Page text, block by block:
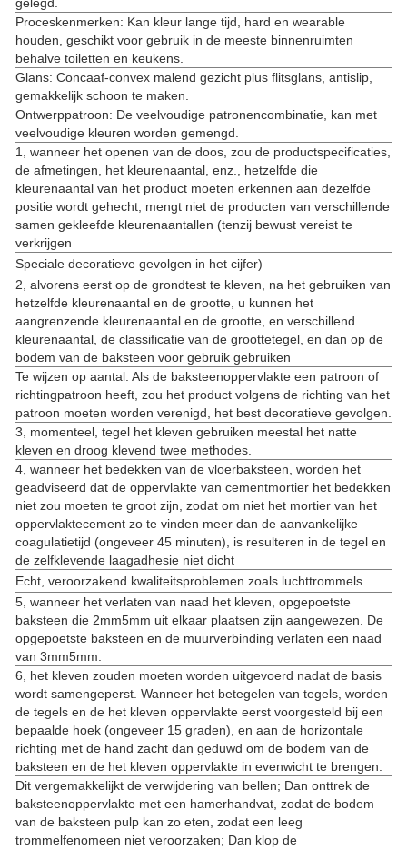
Proceskenmerken: Kan kleur lange tijd, hard en wearable
houden, geschikt voor gebruik in de meeste binnenruimten
behalve toiletten en keukens.
Glans: Concaaf-convex malend gezicht plus flitsglans, antislip,
gemakkelijk schoon te maken.
Ontwerppatroon: De veelvoudige patronencombinatie, kan met
veelvoudige kleuren worden gemengd.
1, wanneer het openen van de doos, zou de productspecificaties,
de afmetingen, het kleurenaantal, enz., hetzelfde die
kleurenaantal van het product moeten erkennen aan dezelfde
positie wordt gehecht, mengt niet de producten van verschillende
samen gekleefde kleurenaantallen (tenzij bewust vereist te
verkrijgen
Speciale decoratieve gevolgen in het cijfer)
2, alvorens eerst op de grondtest te kleven, na het gebruiken van
hetzelfde kleurenaantal en de grootte, u kunnen het
aangrenzende kleurenaantal en de grootte, en verschillend
kleurenaantal, de classificatie van de groottetegel, en dan op de
bodem van de baksteen voor gebruik gebruiken
Te wijzen op aantal. Als de baksteenoppervlakte een patroon of
richtingpatroon heeft, zou het product volgens de richting van het
patroon moeten worden verenigd, het best decoratieve gevolgen.
3, momenteel, tegel het kleven gebruiken meestal het natte
kleven en droog klevend twee methodes.
4, wanneer het bedekken van de vloerbaksteen, worden het
geadviseerd dat de oppervlakte van cementmortier het bedekken
niet zou moeten te groot zijn, zodat om niet het mortier van het
oppervlaktecement zo te vinden meer dan de aanvankelijke
coagulatietijd (ongeveer 45 minuten), is resulteren in de tegel en
de zelfklevende laagadhesie niet dicht
Echt, veroorzakend kwaliteitsproblemen zoals luchttrommels.
5, wanneer het verlaten van naad het kleven, opgepoetste
baksteen die 2mm5mm uit elkaar plaatsen zijn aangewezen. De
opgepoetste baksteen en de muurverbinding verlaten een naad
van 3mm5mm.
6, het kleven zouden moeten worden uitgevoerd nadat de basis
wordt samengeperst. Wanneer het betegelen van tegels, worden
de tegels en de het kleven oppervlakte eerst voorgesteld bij een
bepaalde hoek (ongeveer 15 graden), en aan de horizontale
richting met de hand zacht dan geduwd om de bodem van de
baksteen en de het kleven oppervlakte in evenwicht te brengen.
Dit vergemakkelijkt de verwijdering van bellen; Dan onttrek de
baksteenoppervlakte met een hamerhandvat, zodat de bodem
van de baksteen pulp kan zo eten, zodat een leeg
trommelfenomeen niet veroorzaken; Dan klop de